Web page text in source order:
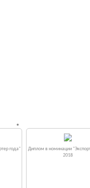
года"
Диплом в номинации
2018